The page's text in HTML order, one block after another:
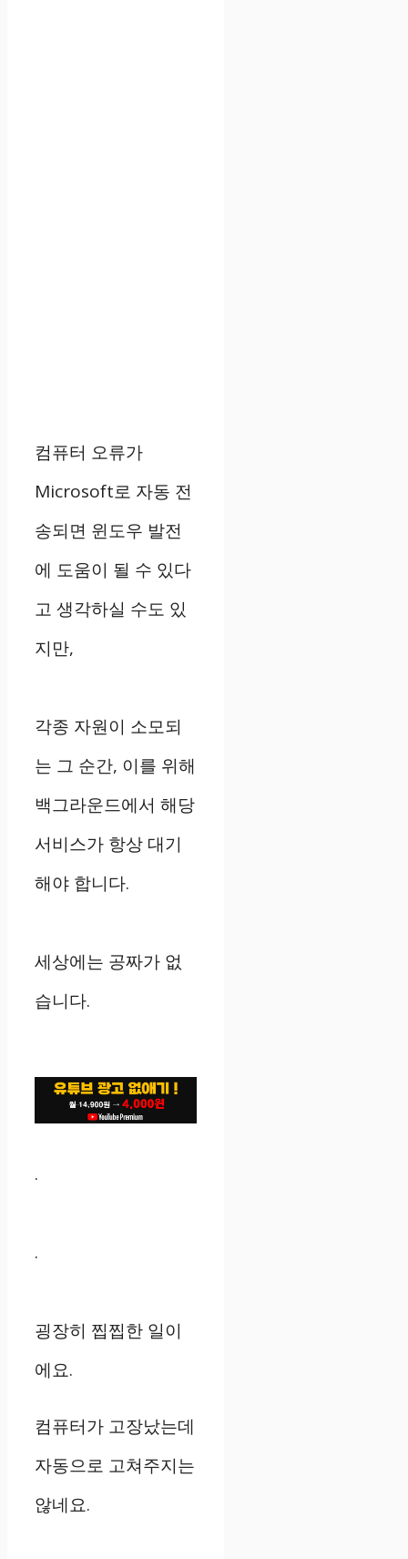
컴퓨터 오류가
Microsoft로 자동 전
송되면 윈도우 발전
에 도움이 될 수 있다
고 생각하실 수도 있
지만,
각종 자원이 소모되
는 그 순간, 이를 위해
백그라운드에서 해당
서비스가 항상 대기
해야 합니다.
세상에는 공짜가 없
습니다.
.
.
굉장히 찝찝한 일이
에요.
컴퓨터가 고장났는데
자동으로 고쳐주지는
않네요.